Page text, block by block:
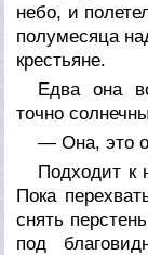
небо, и
полумесяца
крестьяне.
Едва она
точно
— Она, это
Подходит к
Пока
снять
под